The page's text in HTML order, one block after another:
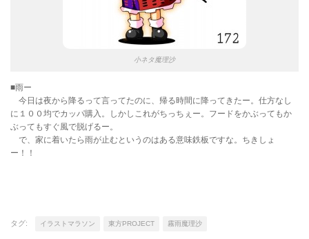
小ネタ魔理沙
■雨ー
今日は夜から降るって言ってたのに、帰る時間に降ってきたー。仕方なし
に１００均でカッパ購入。しかしこれがちっちぇー。フードをかぶってもか
ぶってもすぐ風で脱げるー。
で、家に着いたら雨が止むというのはある意味鉄板ですな。ちきしょ
ー！！
タグ: イラストマラソン 東方PROJECT 霧雨魔理沙